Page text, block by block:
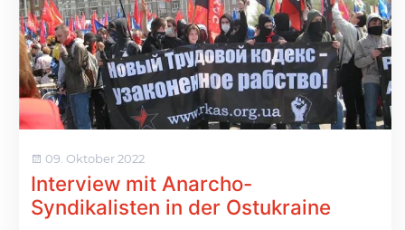
09. Oktober 2022
Interview mit Anarcho-
Syndikalisten in der Ostukraine